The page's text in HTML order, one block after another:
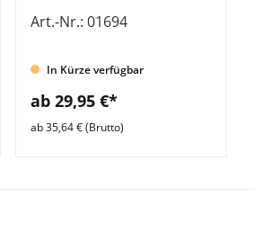
Art.-Nr.: 01694
In Kürze verfügbar
ab 29,95 €*
ab 35,64 € (Brutto)